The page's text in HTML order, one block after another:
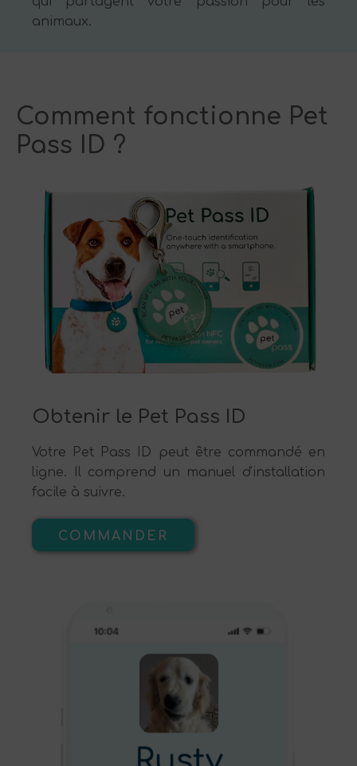
animaux.
Comment fonctionne Pet
Pass ID ?
Obtenir le Pet Pass ID
Votre Pet Pass ID peut être commandé en
ligne. Il comprend un manuel d'installation
facile à suivre.
COMMANDER